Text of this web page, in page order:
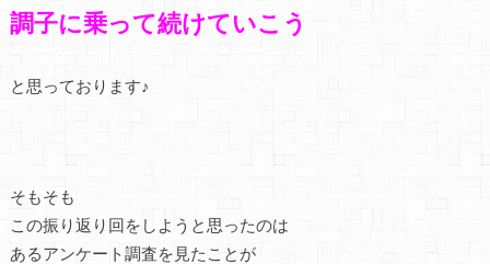
調子に乗って続けていこう
と思っております♪
そもそも
この振り返り回をしようと思ったのは
あるアンケート調査を見たことが